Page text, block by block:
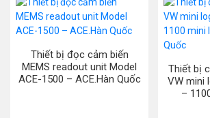
Thiết bị đọc cảm biến
MEMS readout unit Model
ACE-1500 – ACE.Hàn Quốc
Thiết bị
VW mini
–